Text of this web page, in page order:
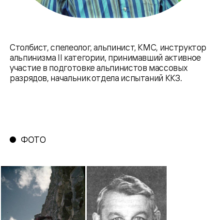
Столбист, спелеолог, альпинист, КМС, инструктор
альпинизма II категории, принимавший активное
участие в подготовке альпинистов массовых
разрядов, начальник отдела испытаний ККЗ.
ФОТО